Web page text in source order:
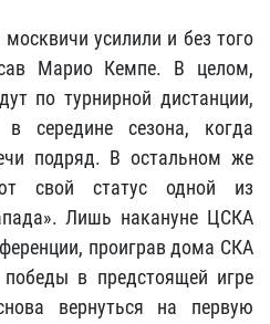
усилили и без того
Марио Кемпе. В целом,
по турнирной дистанции,
середине сезона, когда
подряд. В остальном же
свой статус одной из
Лишь накануне ЦСКА
проиграв дома СКА
в предстоящей игре
вернуться на первую